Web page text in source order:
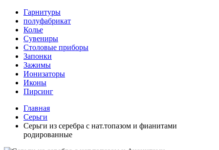
Гарнитуры
полуфабрикат
Колье
Сувениры
Столовые приборы
Запонки
Зажимы
Ионизаторы
Иконы
Пирсинг
Главная
Серьги
Серьги из серебра с нат.топазом и фианитами
родированные